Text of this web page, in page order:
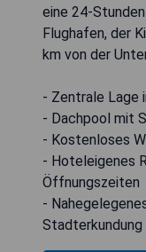
eine 24-
Flughafen, der
km von der
- Zentrale Lage
- Dachpool mit
- Kostenloses
- Hoteleigenes
Öffnungszeiten
-
Stadterkundung